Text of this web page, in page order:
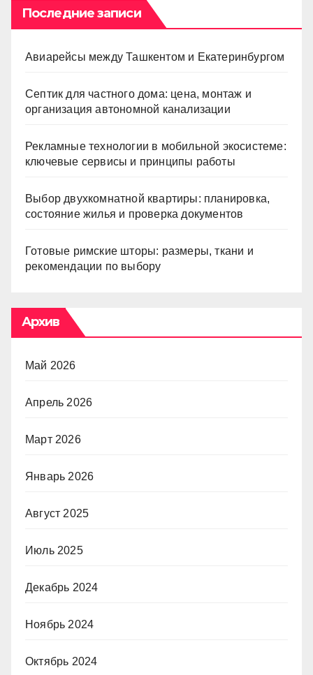
Последние записи
Авиарейсы между Ташкентом и Екатеринбургом
Септик для частного дома: цена, монтаж и
организация автономной канализации
Рекламные технологии в мобильной экосистеме:
ключевые сервисы и принципы работы
Выбор двухкомнатной квартиры: планировка,
состояние жилья и проверка документов
Готовые римские шторы: размеры, ткани и
рекомендации по выбору
Архив
Май 2026
Апрель 2026
Март 2026
Январь 2026
Август 2025
Июль 2025
Декабрь 2024
Ноябрь 2024
Октябрь 2024